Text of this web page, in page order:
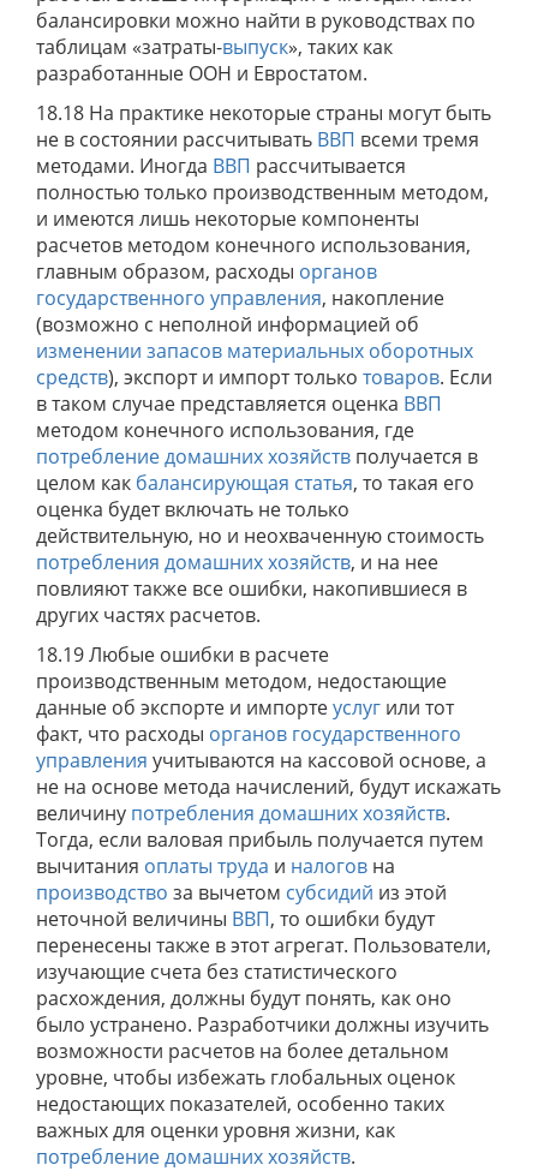
балансировки можно найти в руководствах по
таблицам «затраты-выпуск», таких как
разработанные ООН и Евростатом.
18.18 На практике некоторые страны могут быть
не в состоянии рассчитывать ВВП всеми тремя
методами. Иногда ВВП рассчитывается
полностью только производственным методом,
и имеются лишь некоторые компоненты
расчетов методом конечного использования,
главным образом, расходы органов
государственного управления, накопление
(возможно с неполной информацией об
изменении запасов материальных оборотных
средств), экспорт и импорт только товаров. Если
в таком случае представляется оценка ВВП
методом конечного использования, где
потреблениедомашних хозяйств получается в
целом как балансирующая статья, то такая его
оценка будет включать не только
действительную, но и неохваченную стоимость
потребления домашних хозяйств, и на нее
повлияют также все ошибки, накопившиеся в
других частях расчетов.
18.19 Любые ошибки в расчете
производственным методом, недостающие
данные об экспорте и импортеуслуг или тот
факт, что расходы органов государственного
управления учитываются на кассовой основе, а
не на основе метода начислений, будут искажать
величину потребления домашних хозяйств.
Тогда, если валовая прибыль получается путем
вычитания оплаты труда и налогов на
производство за вычетом субсидий из этой
неточной величины ВВП, то ошибки будут
перенесены также в этот агрегат. Пользователи,
изучающие счета без статистического
расхождения, должны будут понять, как оно
было устранено. Разработчики должны изучить
возможности расчетов на более детальном
уровне, чтобы избежать глобальных оценок
недостающих показателей, особенно таких
важных для оценки уровня жизни, как
потреблениедомашних хозяйств.